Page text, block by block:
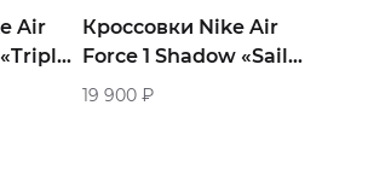
Air
«Triple
Кроссовки Nike Air
Force 1 Shadow «Sail
Lemon Twist»
19 900 ₽